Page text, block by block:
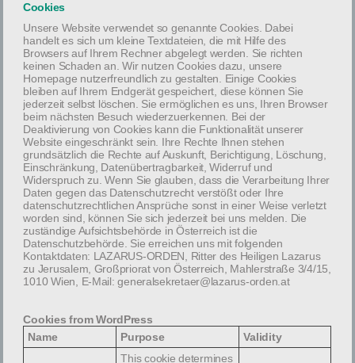
Ordenstag in Stift Zwettl
Am 25. April 2026 fanden im Stift Zwettl die Feierlichkeiten zum
diesjährigen Ordenstag des Lazarus-Ordens statt. Dazu kamen
Ritter und
Read More
Patronatstag des Heiligen Lazarus 2025
Am 13. Dezember wurde das Patrozinium des Heiligen Lazarus
von Bethanien mit einem feierlichen Hochamt in Wien
begangen.Dazu fanden sich
Read More
Cookies
Unsere Website verwendet so genannte Cookies. Dabei
handelt es sich um kleine Textdateien, die mit Hilfe des
Browsers auf Ihrem Rechner abgelegt werden. Sie richten
keinen Schaden an. Wir nutzen Cookies dazu, unsere
Homepage nutzerfreundlich zu gestalten. Einige Cookies
bleiben auf Ihrem Endgerät gespeichert, diese können Sie
jederzeit selbst löschen. Sie ermöglichen es uns, Ihren Browser
beim nächsten Besuch wiederzuerkennen. Bei der
Deaktivierung von Cookies kann die Funktionalität unserer
Website eingeschränkt sein. Ihre Rechte Ihnen stehen
grundsätzlich die Rechte auf Auskunft, Berichtigung, Löschung,
Einschränkung, Datenübertragbarkeit, Widerruf und
Widerspruch zu. Wenn Sie glauben, dass die Verarbeitung Ihrer
Daten gegen das Datenschutzrecht verstößt oder Ihre
datenschutzrechtlichen Ansprüche sonst in einer Weise verletzt
worden sind, können Sie sich jederzeit bei uns melden. Die
zuständige Aufsichtsbehörde in Österreich ist die
Datenschutzbehörde. Sie erreichen uns mit folgenden
Kontaktdaten: LAZARUS-ORDEN, Ritter des Heiligen Lazarus
zu Jerusalem, Großpriorat von Österreich, Mahlerstraße 3/4/15,
1010 Wien, E-Mail: generalsekretaer@lazarus-orden.at
Cookies from WordPress
Name
Purpose Validity
This cookie determines